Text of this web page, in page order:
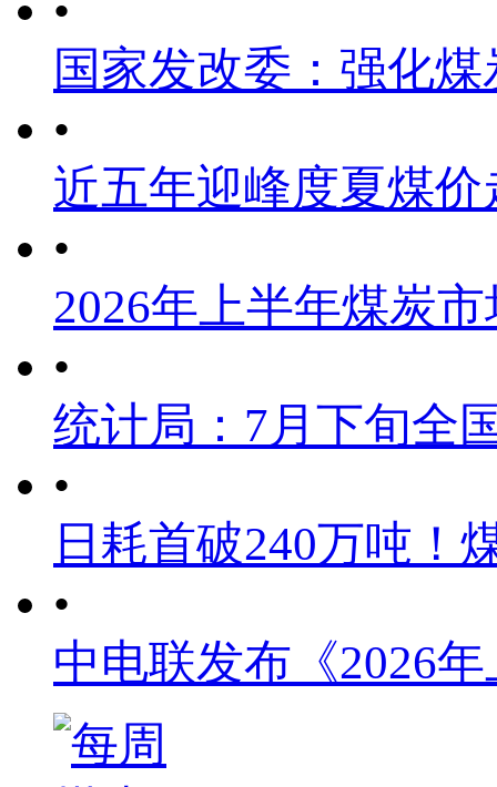
国家发改委：强化
•
近五年迎峰度夏煤价
•
2026年上半年煤炭
•
统计局：7月下旬全
•
日耗首破240万吨！
•
中电联发布《2026